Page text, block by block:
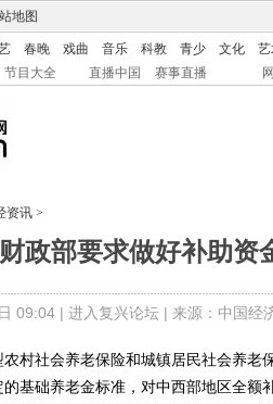
地图
春晚 戏曲 音乐 科教 青少 文化
节目大全 直播中国 赛事直播
资讯 >
财政部要求做好补助资
09:04 | 进入复兴论坛| 来源：中国经
社会养老保险和城镇居民社会养老
基础养老金标准，对中西部地区全额